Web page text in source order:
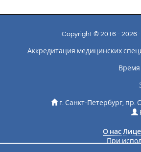
Copyright © 2016 - 2026
Аккредитация медицинских
Время
г. Санкт-Петербург, пр.
О нас
При